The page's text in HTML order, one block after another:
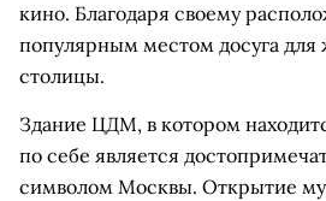
кино. Благодаря своему
популярным местом досуга для
столицы.
Здание ЦДМ, в котором
по себе является
символом Москвы. Открытие